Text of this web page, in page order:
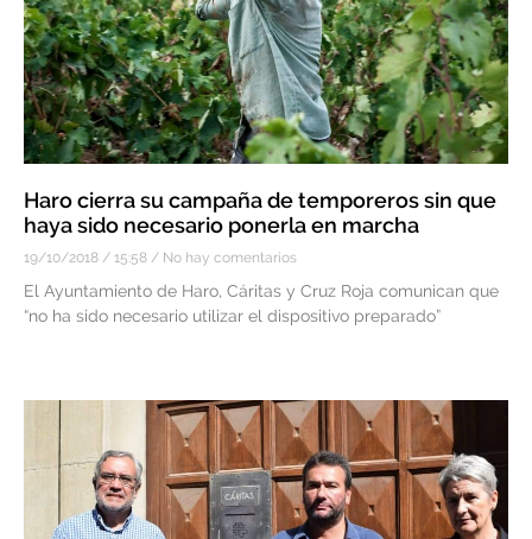
Haro cierra su campaña de temporeros sin que
haya sido necesario ponerla en marcha
19/10/2018 15:58 No hay comentarios
El Ayuntamiento de Haro, Cáritas y Cruz Roja comunican que
“no ha sido necesario utilizar el dispositivo preparado”